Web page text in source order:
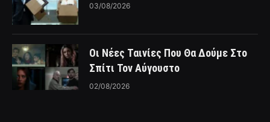
03/08/2026
Οι Νέες Ταινίες Που Θα Δούμε Στο
Σπίτι Τον Αύγουστο
02/08/2026